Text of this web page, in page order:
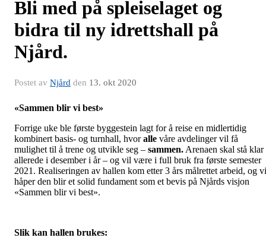
Bli med på spleiselaget og
bidra til ny idrettshall på
Njård.
Postet av Njård den 13. okt 2020
«Sammen blir vi best»
Forrige uke ble første byggestein lagt for å reise en midlertidig
kombinert basis- og turnhall, hvoralle våre avdelinger vil få
mulighet til å trene og utvikle seg – sammen. Arenaen skal stå klar
allerede i desember i år – og vil være i full bruk fra første semester
2021. Realiseringen av hallen kom etter 3 års målrettet arbeid, og vi
håper den blir et solid fundament som et bevis på Njårds visjon
«Sammen blir vi best».
Slik kan hallen brukes: